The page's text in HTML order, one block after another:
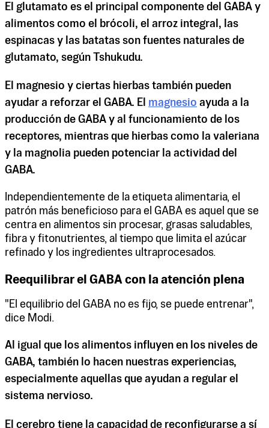
El glutamato es el principal componente del GABA y
alimentos como el brócoli, el arroz integral, las
espinacas y las batatas son fuentes naturales de
glutamato, según Tshukudu.
El magnesio y ciertas hierbas también pueden
ayudar a reforzar el GABA. El magnesio ayuda a la
producción de GABA y al funcionamiento de los
receptores, mientras que hierbas como la valeriana
y la magnolia pueden potenciar la actividad del
GABA.
Independientemente de la etiqueta alimentaria, el
patrón más beneficioso para el GABA es aquel que se
centra en alimentos sin procesar, grasas saludables,
fibra y fitonutrientes, al tiempo que limita el azúcar
refinado y los ingredientes ultraprocesados.
Reequilibrar el GABA con la atención plena
"El equilibrio del GABA no es fijo, se puede entrenar",
dice Modi.
Al igual que los alimentos influyen en los niveles de
GABA, también lo hacen nuestras experiencias,
especialmente aquellas que ayudan a regular el
sistema nervioso.
El cerebro tiene la capacidad de reconfigurarse a sí